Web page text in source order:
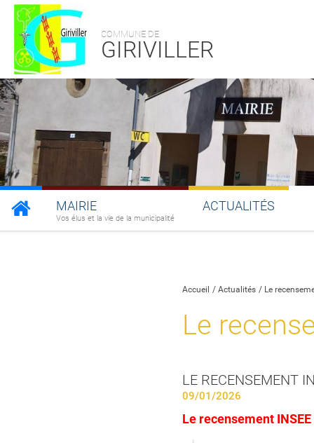
COMMUNE DE
GIRIVILLER
MAIRIE
Vos élus et la vie de la municipalité
ACTUALITÉS
Accueil Actualités Le
Le
LE RECENSEMENT
09/01/2026
Le recensement